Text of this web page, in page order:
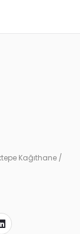
Kağıthane /